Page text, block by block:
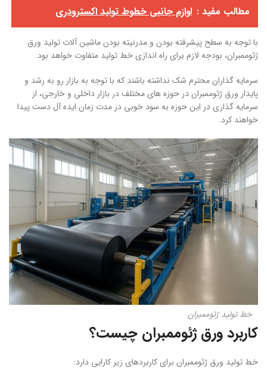
مطالب مفید : لوازم جانبی خطوط تولید اکسترودری
با توجه به سطح پیشرفته بودن و مدرنیته بودن ماشین آلات تولید ورق
ژئوممبران، بودجه لازم برای راه اندازی خط تولید متفاوت خواهد بود.
سرمایه گذاران محترم شک نداشته باشند که با توجه به بازار رو به رشد و
پایدار ورق ژئوممبران در حوزه های مختلف در بازار داخلی و خارجی، از
سرمایه گذاری در این حوزه به سود خوبی در مدت زمان ایده آل دست پیدا
خواهند کرد.
خط تولید ژئوممبران
کاربرد ورق ژئوممبران چیست؟
خط تولید ورق ژئوممبران برای کاربردهای زیر کارایی دارد: